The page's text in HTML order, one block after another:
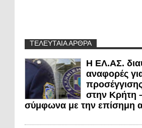
ΤΕΛΕΥΤΑΙΑ ΑΡΘΡΑ
Η ΕΛ.ΑΣ.
αναφορές
στην Κρήτη
σύμφωνα με την επίσημη